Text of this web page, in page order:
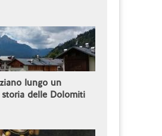
lungo un
delle Dolomiti